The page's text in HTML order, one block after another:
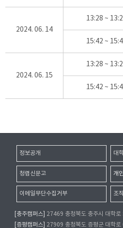
2024. 06. 14
13:28 ~
15:42 ~
2024. 06. 15
13:28 ~
15:42 ~
정보공개 대
청렴신문고 개
이메일무단수집거부 조
[충주캠퍼스]
27469 충청북도 충주시 대학
[증평캠퍼스]
27909 충청북도 증평군 대학